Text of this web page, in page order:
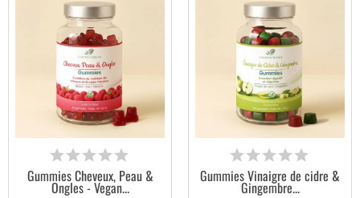
EN STOCK
Gummies Cheveux, Peau &
Ongles - Vegan...
EN STOCK
Gummies Vinaigre de cidre &
Gingembre...